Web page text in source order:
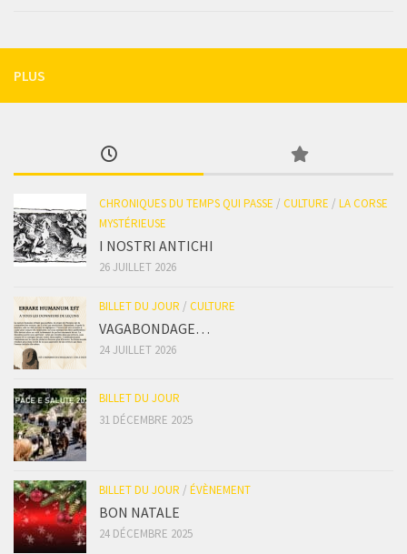
PLUS
CHRONIQUES DU TEMPS QUI PASSE / CULTURE / LA CORSE
MYSTÉRIEUSE
I NOSTRI ANTICHI
26 JUILLET 2026
BILLET DU JOUR / CULTURE
VAGABONDAGE…
24 JUILLET 2026
BILLET DU JOUR
31 DÉCEMBRE 2025
BILLET DU JOUR / ÉVÈNEMENT
BON NATALE
24 DÉCEMBRE 2025